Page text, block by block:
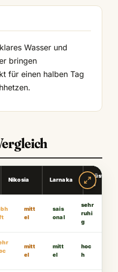
Wasser und
bringen
für einen halben Tag
Nikosia Larnaka
Küstenor
te
mitt
el
sais
onal
sehr
ruhi
g
mitt
el
mitt
el
hoc
h